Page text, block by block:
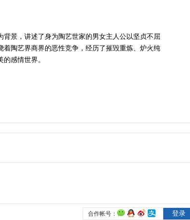
《陶之恋》 第35集（大
结局） 精彩看点
2014-03-16 20:51:15
看点
背景，讲述了身为陶艺世家的男女主人公以坚贞不屈
陶艺界商界的恶性竞争，经历了摧毁重炼、炉火纯
感情世界。